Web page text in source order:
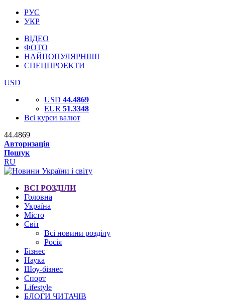
РУС
УКР
ВІДЕО
ФОТО
НАЙПОПУЛЯРНІШІ
СПЕЦПРОЕКТИ
USD
USD 44.4869
EUR 51.3348
Всі курси валют
44.4869
Авторизація
Пошук
RU
ВСІ РОЗДІЛИ
Головна
Україна
Місто
Світ
Всі новини розділу
Росія
Бізнес
Наука
Шоу-бізнес
Спорт
Lifestyle
БЛОГИ ЧИТАЧІВ